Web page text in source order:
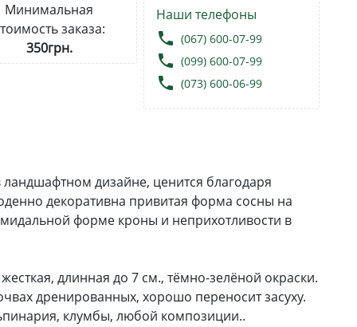
Минимальная
заказа:
350грн.
Наши телефоны
local_phone (067) 600-07-99
local_phone (099) 600-07-99
local_phone (073) 600-06-99
дизайне, ценится благодаря
декоративна привитая форма сосны на
форме кроны и неприхотливости в
длинная до 7 см., тёмно-зелёной окраски.
дренированных, хорошо переносит засуху.
клумбы, любой композиции..